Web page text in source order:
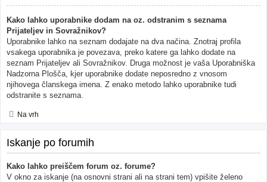
Kako lahko uporabnike dodam na oz. odstranim s seznama
Prijateljev in Sovražnikov?
Uporabnike lahko na seznam dodajate na dva načina. Znotraj profila
vsakega uporabnika je povezava, preko katere ga lahko dodate na
seznam Prijateljev ali Sovražnikov. Druga možnost je vaša Uporabniška
Nadzorna Plošča, kjer uporabnike dodate neposredno z vnosom
njihovega članskega imena. Z enako metodo lahko uporabnike tudi
odstranite s seznama.
Na vrh
Iskanje po forumih
Kako lahko preiščem forum oz. forume?
V okno za iskanje (na osnovni strani ali na strani tem) vpišite želeno